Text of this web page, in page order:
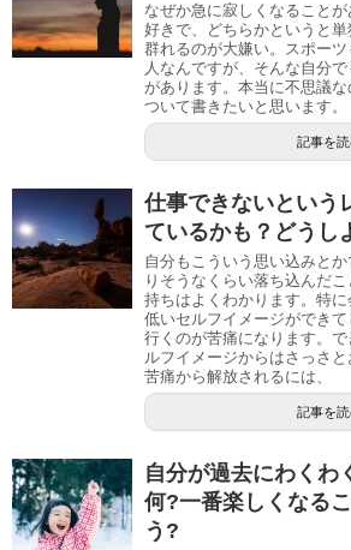
なぜか急に寂しくなること
好きで、どちらかというと
群れるのが大嫌い。スポー
人なんですが、そんな自分
があります。本当に不思議
ついて書きたいと思います。
記事を
仕事できないという
ているかも？どうし
自分もこういう思い込みと
りそうなくらい落ち込んだ
持ちはよくわかります。特
低いセルフイメージができ
行くのが苦痛になります。
ルフイメージからはさっさ
苦痛から解放されるには、
記事を
自分が過去にわくわ
何?一番楽しくなる
う?